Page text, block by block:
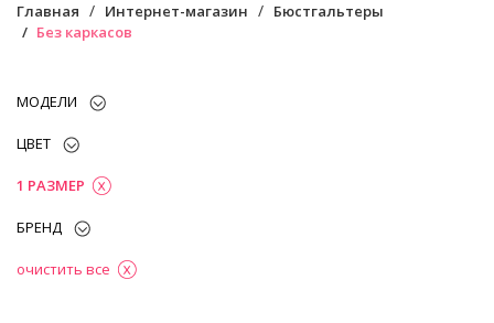
Главная Интернет-магазин
Бюстгальтеры
Без каркасов
МОДЕЛИ
ЦВЕТ
1 РАЗМЕР
БРЕНД
очистить все